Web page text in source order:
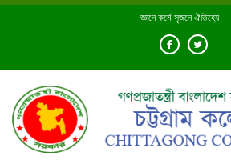
Skip
জ্ঞানে কর্মে সৃজনে ঐতিহ্যে